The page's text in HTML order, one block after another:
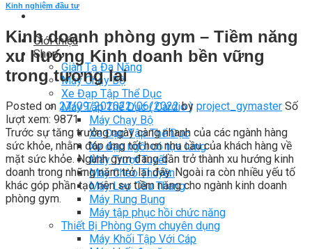
Giới thiệu
Shop
Giàn Tạ Đa Năng
Máy Chạy Bộ
Xe Đạp Tập Thể Dục
Máy Tập Thể Dục ( Cardio )
Máy Chạy Bộ
Xe Đạp Tập Thể Dục
Xe đạp ngồi có tựa lưng
Máy Trượt Tuyết
Máy Chèo Thuyền
Máy Leo Cầu Thang
Máy Rung Bụng
Máy tập phục hồi chức năng
Thiết Bị Phòng Gym chuyên dụng
Máy Khối Tập Với Cáp
Kinh nghiệm đầu tư
Kinh doanh phòng gym – Tiềm năng
xu hướng Kinh doanh bền vững
trong tương lai
Posted on 27/09/202022/06/2022by project_gymaster Số
lượt xem: 9871
Trước sự tăng trưởng ngày càng nhanh của các ngành hàng
sức khỏe, nhằm đáp ứng tốt hơn nhu cầu của khách hàng về
mặt sức khỏe. Ngành gym đang dần trở thành xu hướng kinh
doanh trong những năm trở lại đây. Ngoài ra còn nhiều yếu tố
khác góp phần tạo nên sự tiềm năng cho ngành kinh doanh
phòng gym.